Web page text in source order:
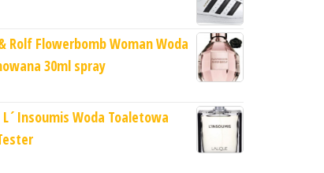
Rolf Flowerbomb Woman Woda
30ml spray
L´Insoumis Woda Toaletowa